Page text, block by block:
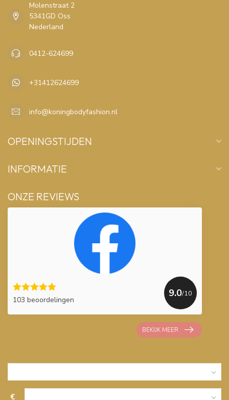
Molenstraat 2
5341GD Oss
Nederland
0412-624699
+31412624699
info@koningbodyfashion.nl
OPENINGSTIJDEN
INFORMATIE
ONZE REVIEWS
103 beoordelingen
9.0/10
BEKIJK MEER
€